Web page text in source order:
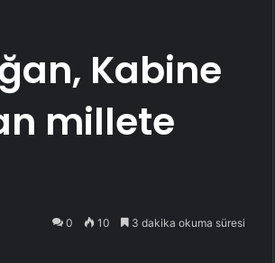
Kabine
millete
0 10 3 dakika okuma süresi